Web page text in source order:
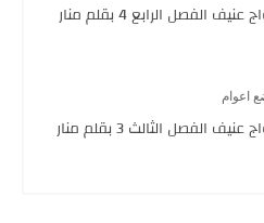
رواية زواج عنيف الفصل الرابع 4 بقلم منار
اعوام
رواية زواج عنيف الفصل الثالث 3 بقلم منار